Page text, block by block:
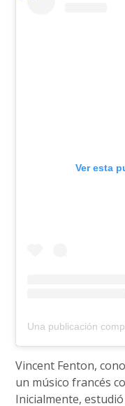
Ver esta
Una publicación
Vincent Fenton,
un músico francés
Inicialmente,